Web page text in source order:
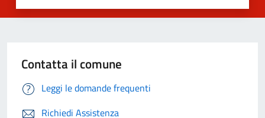
Contatta il comune
Leggi le domande frequenti
Richiedi Assistenza